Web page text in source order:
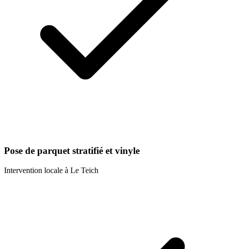
Pose de parquet stratifié et vinyle
Intervention locale à Le Teich